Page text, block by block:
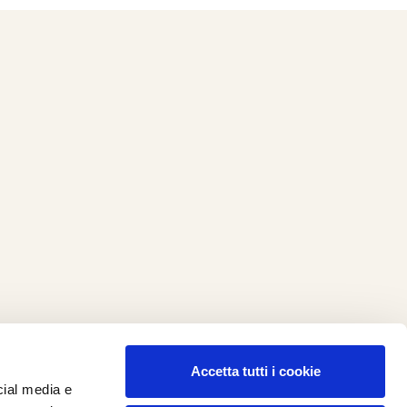
media e
Accetta tutti i cookie